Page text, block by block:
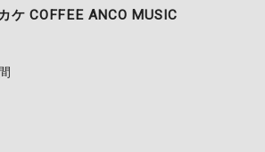
ケ COFFEE ANCO MUSIC